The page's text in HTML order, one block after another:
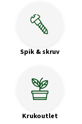
Spik & skruv
Krukoutlet